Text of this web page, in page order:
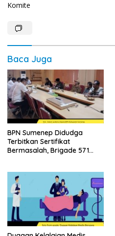
Komite
Baca Juga
BPN Sumenep Didudga
Terbitkan Sertifikat
Bermasalah, Brigade 571